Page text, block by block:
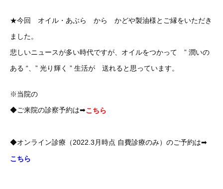
★今回 オイル・あぶら から かどや製油様とご縁をいただき
ました。
悲しいニュースが多い時代ですが、オイルをつかって ” 潤いの
ある “、” 光り輝く ” 生活が 送れると思っています。
※当院の
◆ご来院の診察予約は➡こちら
◆オンライン診療（2022.3月時点 自費診療のみ）のご予約は➡
こちら